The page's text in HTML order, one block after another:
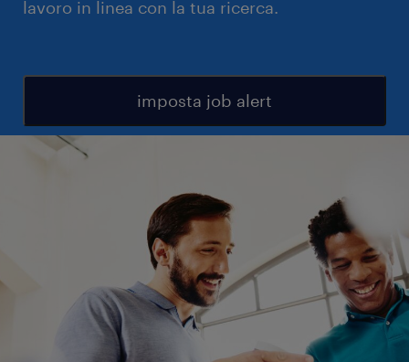
lavoro in linea con la tua ricerca.
imposta job alert